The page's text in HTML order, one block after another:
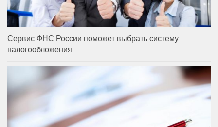
Сервис ФНС России поможет выбрать систему
налогообложения